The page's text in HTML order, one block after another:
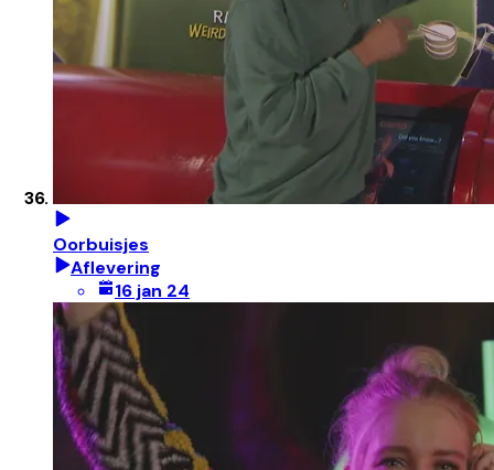
Oorbuisjes
Aflevering
16 jan 24